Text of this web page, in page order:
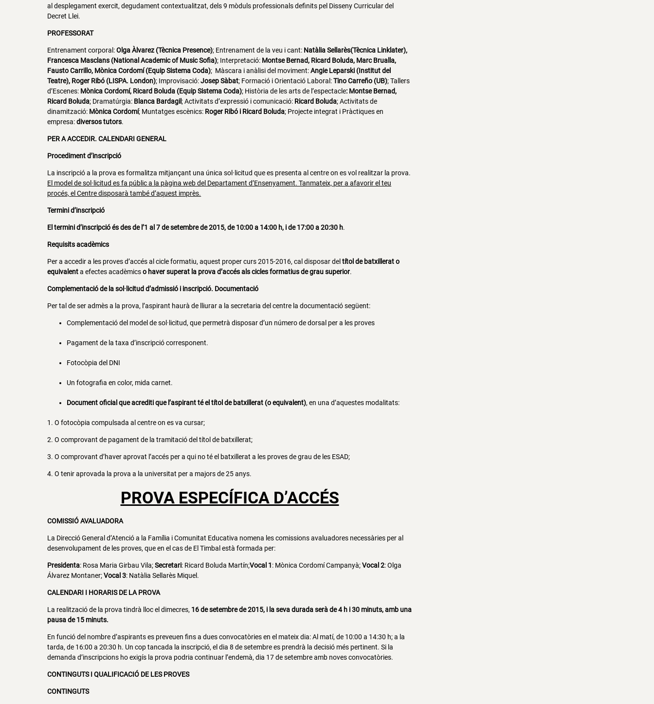
al desplegament exercit, degudament contextualitzat, dels 9 mòduls professionals definits pel Disseny Curricular del
Decret Llei.
PROFESSORAT
Entrenament corporal: Olga Àlvarez (Tècnica Presence); Entrenament de la veu i cant: Natàlia Sellarès(Tècnica Linklater),
Francesca Masclans (National Academic of Music Sofia); Interpretació: Montse Bernad, Ricard Boluda, Marc Brualla,
Fausto Carrillo, Mònica Cordomí (Equip Sistema Coda); Màscara i anàlisi del moviment:Angie Leparski (Institut del
Teatre), Roger Ribó (LISPA. London); Improvisació:Josep Sàbat; Formació i Orientació Laboral :Tino Carreño (UB);Tallers
d’Escenes: Mònica Cordomí, Ricard Boluda (Equip Sistema Coda); Història de les arts de l’espectacle: Montse Bernad,
Ricard Boluda; Dramatúrgia: Blanca Bardagil;Activitats d’expressió i comunicació: Ricard Boluda;Activitats de
dinamització: Mònica Cordomí; Muntatges escènics: Roger Ribó i Ricard Boluda; Projecte integrat i Pràctiques en
empresa:diversos tutors.
PER A ACCEDIR. CALENDARI GENERAL
Procediment d’inscripció
La inscripció a la prova es formalitza mitjançant una única sol·licitud que es presenta al centre on es vol realitzar la prova.
El model de sol·licitud es fa públic a la pàgina web del Departament d’Ensenyament. Tanmateix, per a afavorir el teu
procés, el Centre disposarà també d’aquest imprès.
Termini d’inscripció
El termini d’inscripció és des de l’1 al 7 de setembre de 2015, de 10:00 a 14:00 h, i de 17:00 a 20:30 h.
Requisits acadèmics
Per a accedir a les proves d’accés al cicle formatiu, aquest proper curs 2015-2016, cal disposar deltítol de batxillerat o
equivalenta efectes acadèmicso haver superat la prova d’accés als cicles formatius de grau superior.
Complementació de la sol·licitud d’admissió i inscripció. Documentació
Per tal de ser admès a la prova, l’aspirant haurà de lliurar a la secretaria del centre la documentació següent:
Complementació del model de sol·licitud, que permetrà disposar d’un número de dorsal per a les proves
Pagament de la taxa d’inscripció corresponent.
Fotocòpia del DNI
Un fotografia en color, mida carnet.
Document oficial que acrediti que l’aspirant té el títol de batxillerat (o equivalent), en una d’aquestes modalitats:
1. O fotocòpia compulsada al centre on es va cursar;
2. O comprovant de pagament de la tramitació del títol de batxillerat;
3. O comprovant d’haver aprovat l’accés per a qui no té el batxillerat a les proves de grau de les ESAD;
4. O tenir aprovada la prova a la universitat per a majors de 25 anys.
PROVA ESPECÍFICA D’ACCÉS
COMISSIÓ AVALUADORA
La Direcció General d’Atenció a la Família i Comunitat Educativa nomena les comissions avaluadores necessàries per al
desenvolupament de les proves, que en el cas de El Timbal està formada per:
Presidenta: Rosa Maria Girbau Vila;Secretari: Ricard Boluda Martín;Vocal 1: Mònica Cordomí Campanyà;Vocal 2: Olga
Álvarez Montaner;Vocal 3: Natàlia Sellarès Miquel.
CALENDARI I HORARIS DE LA PROVA
La realització de la prova tindrà lloc el dimecres, 16 de setembre de 2015, i la seva durada serà de 4 h i 30 minuts, amb una
pausa de 15 minuts.
En funció del nombre d’aspirants es preveuen fins a dues convocatòries en el mateix dia: Al matí, de 10:00 a 14:30 h; a la
tarda, de 16:00 a 20:30 h. Un cop tancada la inscripció, el dia 8 de setembre es prendrà la decisió més pertinent. Si la
demanda d’inscripcions ho exigís la prova podria continuar l’endemà, dia 17 de setembre amb noves convocatòries.
CONTINGUTS I QUALIFICACIÓ DE LES PROVES
CONTINGUTS